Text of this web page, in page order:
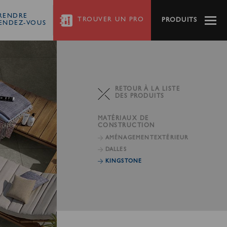
VOUS
TROUVER UN PRO PRODUITS
RETOUR À LA LISTE
DES PRODUITS
MATÉRIAUX DE
CONSTRUCTION
AMÉNAGEMENT EXTÉRIEUR
DALLES
KINGSTONE